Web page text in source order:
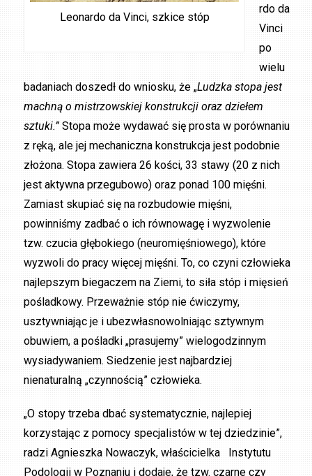
Leonardo da Vinci, szkice stóp
rdo da
Vinci
po
wielu
badaniach doszedł do wniosku, że „Ludzka stopa jest
machną o mistrzowskiej konstrukcji oraz dziełem
sztuki.”Stopa może wydawać się prosta w porównaniu
z ręką, ale jej mechaniczna konstrukcja jest podobnie
złożona. Stopa zawiera 26 kości, 33 stawy (20 z nich
jest aktywna przegubowo) oraz ponad 100 mięśni.
Zamiast skupiać się na rozbudowie mięśni,
powinniśmy zadbać o ich równowagę i wyzwolenie
tzw. czucia głębokiego (neuromięśniowego), które
wyzwoli do pracy więcej mięśni. To, co czyni człowieka
najlepszym biegaczem na Ziemi, to siła stóp i mięsień
pośladkowy. Przeważnie stóp nie ćwiczymy,
usztywniając je i ubezwłasnowolniając sztywnym
obuwiem, a pośladki „prasujemy” wielogodzinnym
wysiadywaniem. Siedzenie jest najbardziej
nienaturalną „czynnością” człowieka.
„O stopy trzeba dbać systematycznie, najlepiej
korzystając z pomocy specjalistów w tej dziedzinie”,
radzi Agnieszka Nowaczyk, właścicielka Instytutu
Podologii w Poznaniu i dodaje, że tzw. czarne czy